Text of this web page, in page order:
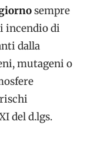
sempre
incendio di
dalla
mutageni o
del d.lgs.